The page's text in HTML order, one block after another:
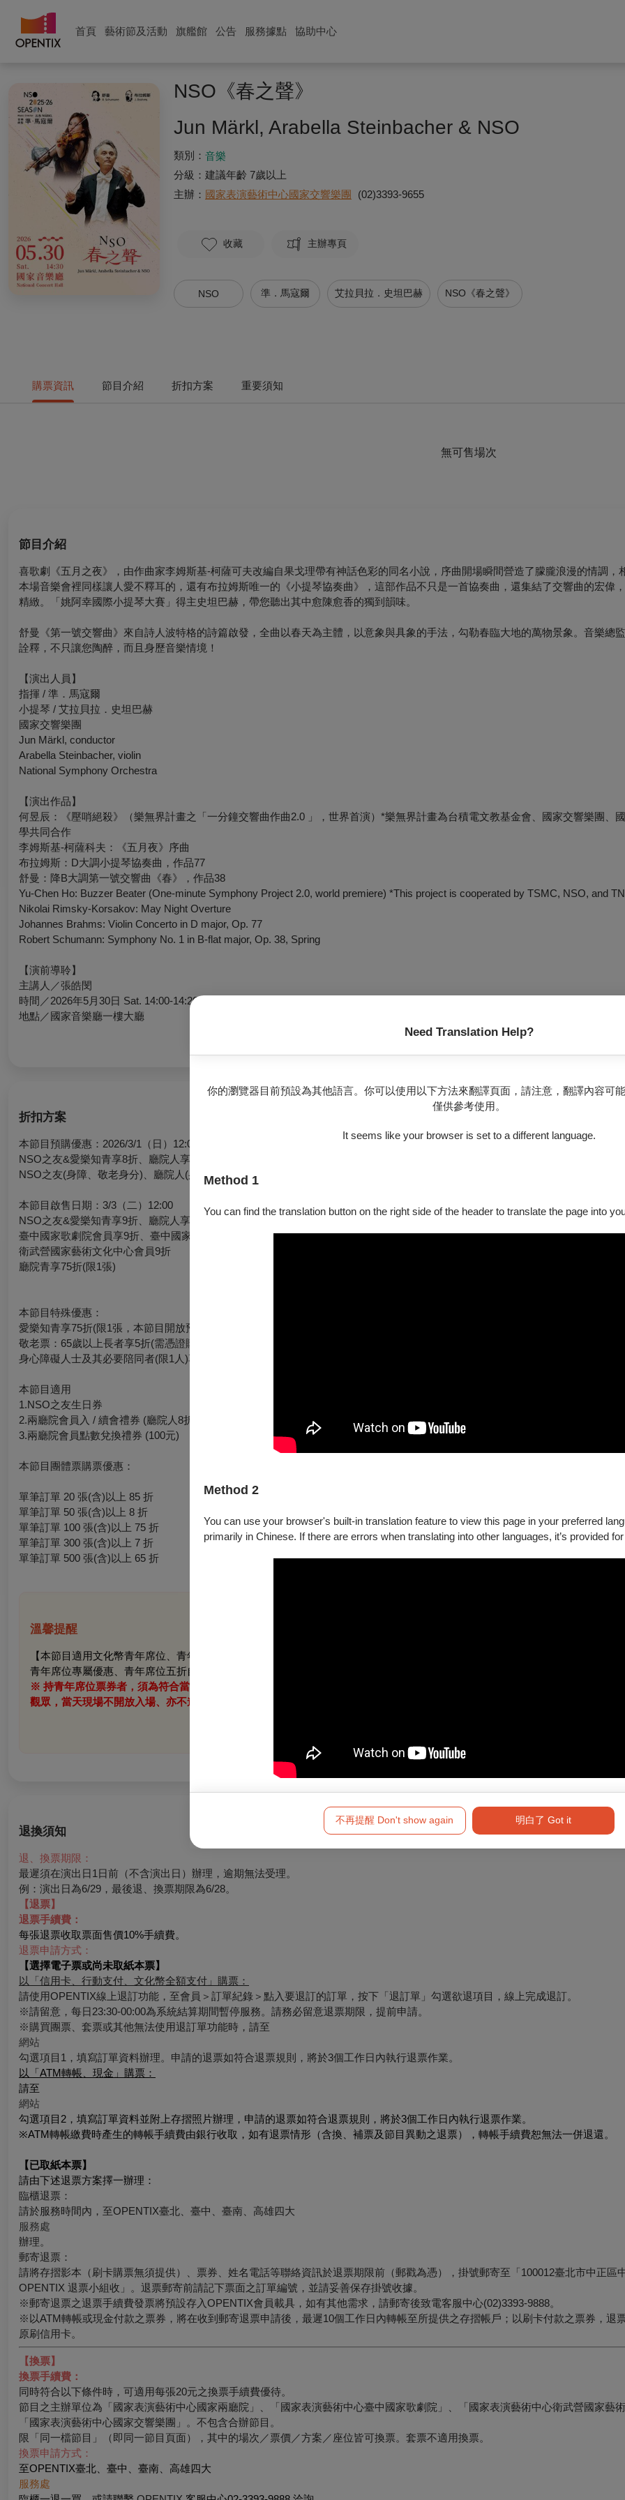
首頁 藝術節及活動 旗艦館 公告 服務據點 協助中心
Need Translation Help?
你的瀏覽器目前預設為其他語言。你可以使用以下方法來翻譯頁面，請注意，翻譯內容可
僅供參考使用。
It seems like your browser is set to a different language.
Method 1
You can find the translation button on the right side of the header to translate the page into
Method 2
You can use your browser's built-in translation feature to view this page in your preferred
primarily in Chinese. If there are errors when translating into other languages, it’s provided
不再提醒 Don't show again 明白了 Got it
NSO《春之聲》
Jun Märkl, Arabella Steinbacher & NSO
類別： 音樂
分級： 建議年齡 7歲以上
主辦： 國家表演藝術中心國家交響樂團 (02)3393-9655
收藏 主辦專頁
NSO 準．馬寇爾 艾拉貝拉．史坦巴赫 NSO《春之聲》
購票資訊 節目介紹 折扣方案 重要須知
無可售場次
節目介紹
喜歌劇《五月之夜》，由作曲家李姆斯基-柯薩可夫改編自果戈理帶有神話色彩的同名小說，序曲開場瞬間營造了朦朧浪漫的情調，
本場音樂會裡同樣讓人愛不釋耳的，還有布拉姆斯唯一的《小提琴協奏曲》，這部作品不只是一首協奏曲，還集結了交響曲的宏偉
精緻。「姚阿幸國際小提琴大賽」得主史坦巴赫，帶您聽出其中愈陳愈香的獨到韻味。
舒曼《第一號交響曲》來自詩人波特格的詩篇啟發，全曲以春天為主體，以意象與具象的手法，勾勒春臨大地的萬物景象。音樂總
詮釋，不只讓您陶醉，而且身歷音樂情境！
【演出人員】
指揮 / 準．馬寇爾
小提琴 / 艾拉貝拉．史坦巴赫
國家交響樂團
Jun Märkl, conductor
Arabella Steinbacher, violin
National Symphony Orchestra
【演出作品】
何昱辰：《壓哨絕殺》（樂無界計畫之「一分鐘交響曲作曲2.0 」，世界首演）*樂無界計畫為台積電文教基金會、國家交響樂團、
學共同合作
李姆斯基-柯薩科夫：《五月夜》序曲
布拉姆斯：D大調小提琴協奏曲，作品77
舒曼：降B大調第一號交響曲《春》，作品38
Yu-Chen Ho: Buzzer Beater (One-minute Symphony Project 2.0, world premiere) *This project is cooperated by TSMC, NSO, and
Nikolai Rimsky-Korsakov: May Night Overture
Johannes Brahms: Violin Concerto in D major, Op. 77
Robert Schumann: Symphony No. 1 in B-flat major, Op. 38, Spring
【演前導聆】
主講人／張皓閔
時間／2026年5月30日 Sat. 14:00-14:20
地點／國家音樂廳一樓大廳
折扣方案
本節目預購優惠：2026/3/1（日）12:00起～3/3（二）11:59止
NSO之友&愛樂知青享8折、廳院人享8折、廳院迷享8折
NSO之友(身障、敬老身分)、廳院人(身障、敬老身分)、廳院迷 (身障、敬老身分)享5折
本節目啟售日期：3/3（二）12:00
NSO之友&愛樂知青享9折、廳院人享9折、廳院迷享9折
臺中國家歌劇院會員享9折、臺中國家歌劇院學生會員享75折(限1張)
衛武營國家藝術文化中心會員9折
廳院青享75折(限1張)
本節目特殊優惠：
愛樂知青享75折(限1張，本節目開放預購即適用)
敬老票：65歲以上長者享5折(需憑證購票與入場)
身心障礙人士及其必要陪同者(限1人)享5折(入場時請出示身心障礙手冊，陪同者與身障者需同時入場)
本節目適用
1.NSO之友生日券
2.兩廳院會員入 / 續會禮券 (廳院人8折、廳院迷5折)
3.兩廳院會員點數兌換禮券 (100元)
本節目團體票購票優惠：
單筆訂單 20 張(含)以上 85 折
單筆訂單 50 張(含)以上 8 折
單筆訂單 100 張(含)以上 75 折
單筆訂單 300 張(含)以上 7 折
單筆訂單 500 張(含)以上 65 折
溫馨提醒
【本節目適用文化幣青年席位、青年席位五折自由座優惠，提供之場次將顯示專屬折扣方案】
青年席位專屬優惠、青年席位五折自由座僅限於OPENTIX網站與App
※ 持青年席位票券者，須為符合當年度文化幣發放資格，並於入場時出示持票者之有效身分證件（身分證或健保卡），如無法出
觀眾，當天現場不開放入場、亦不進行退／換票。
退換須知
退、換票期限：
最遲須在演出日1日前（不含演出日）辦理，逾期無法受理。
例：演出日為6/29，最後退、換票期限為6/28。
【退票】
退票手續費：
每張退票收取票面售價10%手續費。
退票申請方式：
【選擇電子票或尚未取紙本票】
以「信用卡、行動支付、文化幣全額支付」購票：
請使用OPENTIX線上退訂功能，至會員＞訂單紀錄＞點入要退訂的訂單，按下「退訂單」勾選欲退項目，線上完成退訂。
※請留意，每日23:30-00:00為系統結算期間暫停服務。請務必留意退票期限，提前申請。
※購買團票、套票或其他無法使用退訂單功能時，請至
網站
勾選項目1，填寫訂單資料辦理。申請的退票如符合退票規則，將於3個工作日內執行退票作業。
以「ATM轉帳、現金」購票：
請至
網站
勾選項目2，填寫訂單資料並附上存摺照片辦理，申請的退票如符合退票規則，將於3個工作日內執行退票作業。
※ATM轉帳繳費時產生的轉帳手續費由銀行收取，如有退票情形（含換、補票及節目異動之退票），轉帳手續費恕無法一併退還。
【已取紙本票】
請由下述退票方案擇一辦理：
臨櫃退票：
請於服務時間內，至OPENTIX臺北、臺中、臺南、高雄四大
服務處
辦理。
郵寄退票：
請將存摺影本（刷卡購票無須提供）、票券、姓名電話等聯絡資訊於退票期限前（郵戳為憑），掛號郵寄至「100012臺北市中正區
OPENTIX 退票小組收」。退票郵寄前請記下票面之訂單編號，並請妥善保存掛號收據。
※郵寄退票之退票手續費發票將預設存入OPENTIX會員載具，如有其他需求，請郵寄後致電客服中心(02)3393-9888。
※以ATM轉帳或現金付款之票券，將在收到郵寄退票申請後，最遲10個工作日內轉帳至所提供之存摺帳戶；以刷卡付款之票券，退
原刷信用卡。
【換票】
換票手續費：
同時符合以下條件時，可適用每張20元之換票手續費優待。
節目之主辦單位為「國家表演藝術中心國家兩廳院」、「國家表演藝術中心臺中國家歌劇院」、「國家表演藝術中心衛武營國家藝術
「國家表演藝術中心國家交響樂團」。不包含合辦節目。
限「同一檔節目」（即同一節目頁面），其中的場次／票價／方案／座位皆可換票。套票不適用換票。
換票申請方式：
至OPENTIX臺北、臺中、臺南、高雄四大
服務處